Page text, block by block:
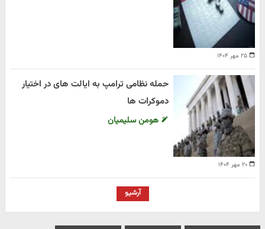
۲۵ مهر ۱۴۰۴
۲۰ مهر ۱۴۰۴
حمله نظامی ترامپ به ایالت های در اختیار
دموکرات ها
هومن سلیمیان
آرشیو